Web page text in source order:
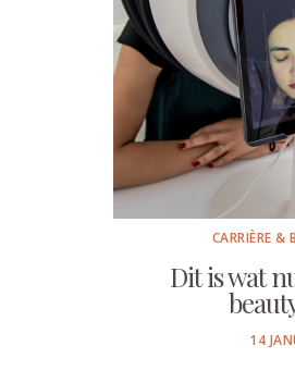
CARRIÈRE &
Dit is wat
14